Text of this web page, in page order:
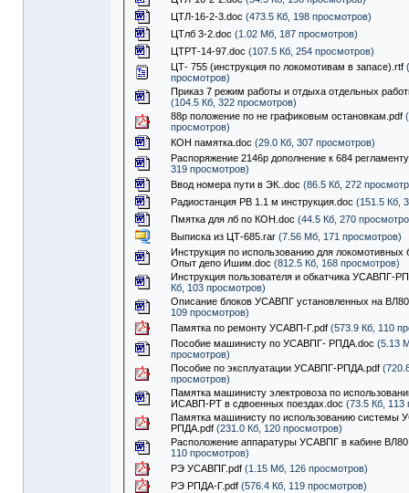
ЦТЛ-16-2-3.doc (473.5 Кб, 198 просмотров)
ЦТлб 3-2.doc (1.02 Мб, 187 просмотров)
ЦТРТ-14-97.doc (107.5 Кб, 254 просмотров)
ЦТ- 755 (инструкция по локомотивам в запасе).rtf
просмотров)
Приказ 7 режим работы и отдыха отдельных
(104.5 Кб, 322 просмотров)
88р положение по не графиковым остановкам.pdf
просмотров)
КОН памятка.doc (29.0 Кб, 307 просмотров)
Распоряжение 2146р дополнение к 684
319 просмотров)
Ввод номера пути в ЭК..doc (86.5 Кб, 272
Радиостанция РВ 1.1 м инструкция.doc (151.5 Кб,
Пмятка для лб по КОН.doc (44.5 Кб, 270
Выписка из ЦТ-685.rar (7.56 Мб, 171 просмотров)
Инструкция по использованию для
Опыт депо Ишим.doc (812.5 Кб, 168 просмотров)
Инструкция пользователя и обкатчика УСАВПГ-
Кб, 103 просмотров)
Описание блоков УСАВПГ установленных на
109 просмотров)
Памятка по ремонту УСАВП-Г.pdf (573.9 Кб, 110
Пособие машинисту по УСАВПГ- РПДА.doc (5.13
просмотров)
Пособие по эксплуатации УСАВПГ-РПДА.pdf
просмотров)
Памятка машинисту электровоза по
ИСАВП-РТ в сдвоенных поездах.doc (73.5 Кб, 113
Памятка машинисту по использованию системы
РПДА.pdf (231.0 Кб, 120 просмотров)
Расположение аппаратуры УСАВПГ в кабине
110 просмотров)
РЭ УСАВПГ.pdf (1.15 Мб, 126 просмотров)
РЭ РПДА-Г.pdf (576.4 Кб, 119 просмотров)